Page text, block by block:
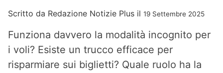
Scritto da Redazione Notizie Plus il 19 Settembre 2025
Funziona davvero la modalità incognito per
i voli? Esiste un trucco efficace per
risparmiare sui biglietti? Quale ruolo ha la